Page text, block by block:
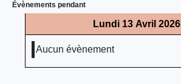
Évènements pendant
Lundi 13 Avril 2026
Aucun évènement